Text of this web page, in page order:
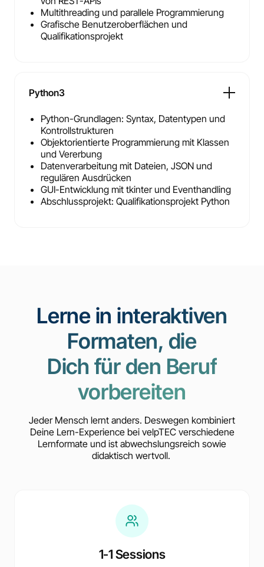
Multithreading und parallele Programmierung
Grafische Benutzeroberflächen und
Qualifikationsprojekt
Python3
Python-Grundlagen: Syntax, Datentypen und
Kontrollstrukturen
Objektorientierte Programmierung mit Klassen
und Vererbung
Datenverarbeitung mit Dateien, JSON und
regulären Ausdrücken
GUI-Entwicklung mit tkinter und Eventhandling
Abschlussprojekt: Qualifikationsprojekt Python
Lerne in interaktiven
Formaten, die
Dich für den Beruf
vorbereiten
Jeder Mensch lernt anders. Deswegen kombiniert
Deine Lern-Experience bei velpTEC verschiedene
Lernformate und ist abwechslungsreich sowie
didaktisch wertvoll.
1-1 Sessions